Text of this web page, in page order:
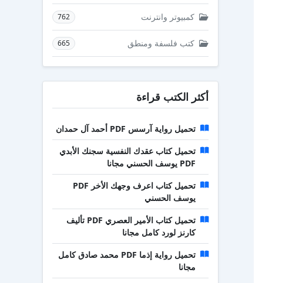
كمبيوتر وانترنت 762
كتب فلسفة ومنطق 665
أكثر الكتب قراءة
تحميل رواية آرسس PDF أحمد آل حمدان
تحميل كتاب عقدك النفسية سجنك الأبدي
PDF يوسف الحسني مجانا
تحميل كتاب اعرف وجهك الأخر PDF
يوسف الحسني
تحميل كتاب الأمير العصري PDF تأليف
كارنز لورد كامل مجانا
تحميل رواية إذما PDF محمد صادق كامل
مجانا